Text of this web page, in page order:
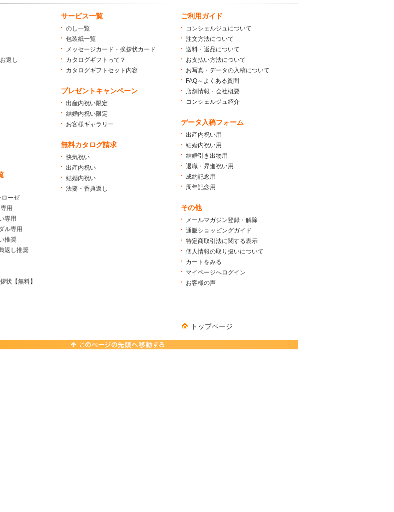
返し
ローゼ
用
専用
ル専用
推奨
返し推奨
状【無料】
サービス一覧
のし一覧
包装紙一覧
メッセージカード・挨拶状カード
カタログギフトって？
カタログギフトセット内容
プレゼントキャンペーン
出産内祝い限定
結婚内祝い限定
お客様ギャラリー
無料カタログ請求
快気祝い
出産内祝い
結婚内祝い
法要・香典返し
ご利用ガイド
コンシェルジュについて
注文方法について
送料・返品について
お支払い方法について
お写真・データの入稿について
FAQ～よくある質問
店舗情報・会社概要
コンシェルジュ紹介
データ入稿フォーム
出産内祝い用
結婚内祝い用
結婚引き出物用
退職・昇進祝い用
成約記念用
周年記念用
その他
メールマガジン登録・解除
通販ショッピングガイド
特定商取引法に関する表示
個人情報の取り扱いについて
カートをみる
マイページへログイン
お客様の声
トップページ